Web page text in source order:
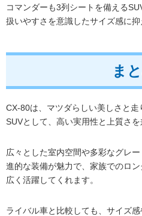
コマンダーも3列シートを備える
扱いやすさを意識したサイズ感に抑
ま
CX-80は、マツダらしい美しさと
SUVとして、高い実用性と上質さを
広々とした室内空間や多彩なグレ
進的な装備が魅力で、家族でのロ
広く活躍してくれます。
ライバル車と比較しても、サイズ